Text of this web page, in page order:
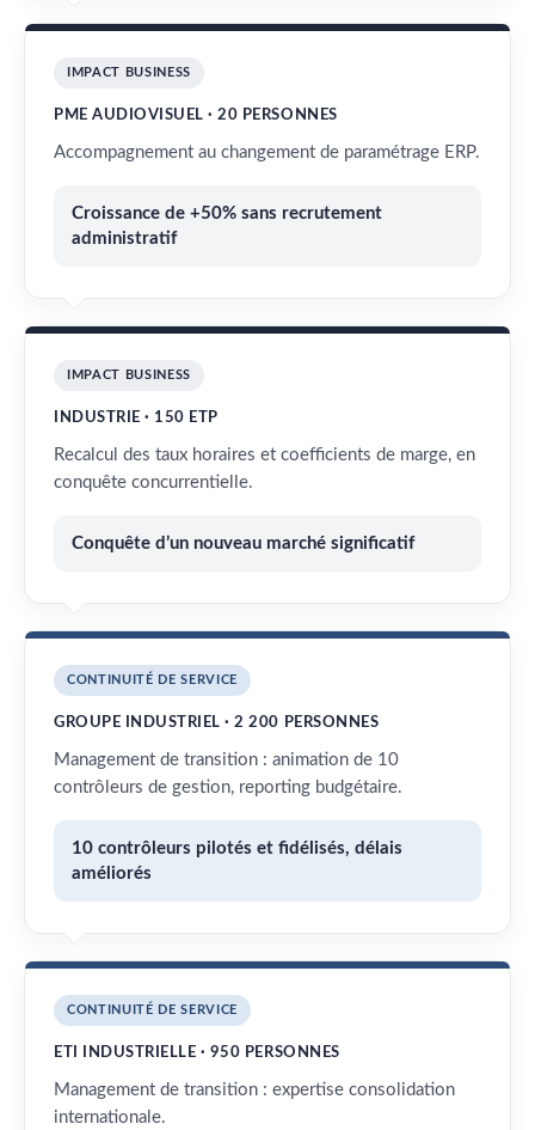
IMPACT BUSINESS
PME AUDIOVISUEL · 20 PERSONNES
Accompagnement au changement de paramétrage ERP.
Croissance de +50% sans recrutement
administratif
IMPACT BUSINESS
INDUSTRIE · 150 ETP
Recalcul des taux horaires et coefficients de marge, en
conquête concurrentielle.
Conquête d’un nouveau marché significatif
CONTINUITÉ DE SERVICE
GROUPE INDUSTRIEL · 2 200 PERSONNES
Management de transition : animation de 10
contrôleurs de gestion, reporting budgétaire.
10 contrôleurs pilotés et fidélisés, délais
améliorés
CONTINUITÉ DE SERVICE
ETI INDUSTRIELLE · 950 PERSONNES
Management de transition : expertise consolidation
internationale.